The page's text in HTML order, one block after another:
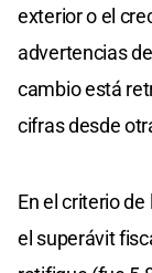
exterior o el
advertencias
cambio está
cifras desde
En el criterio de
el superávit